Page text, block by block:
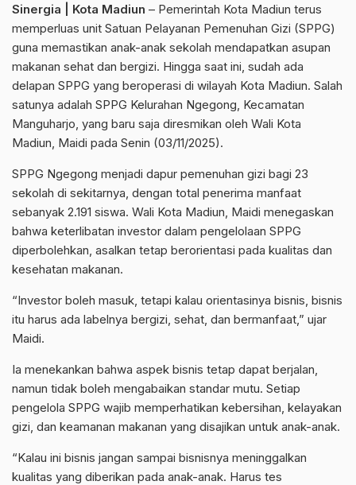
Sinergia | Kota Madiun – Pemerintah Kota Madiun terus
memperluas unit Satuan Pelayanan Pemenuhan Gizi (SPPG)
guna memastikan anak-anak sekolah mendapatkan asupan
makanan sehat dan bergizi. Hingga saat ini, sudah ada
delapan SPPG yang beroperasi di wilayah Kota Madiun. Salah
satunya adalah SPPG Kelurahan Ngegong, Kecamatan
Manguharjo, yang baru saja diresmikan oleh Wali Kota
Madiun, Maidi pada Senin (03/11/2025).
SPPG Ngegong menjadi dapur pemenuhan gizi bagi 23
sekolah di sekitarnya, dengan total penerima manfaat
sebanyak 2.191 siswa. Wali Kota Madiun, Maidi menegaskan
bahwa keterlibatan investor dalam pengelolaan SPPG
diperbolehkan, asalkan tetap berorientasi pada kualitas dan
kesehatan makanan.
“Investor boleh masuk, tetapi kalau orientasinya bisnis, bisnis
itu harus ada labelnya bergizi, sehat, dan bermanfaat,” ujar
Maidi.
Ia menekankan bahwa aspek bisnis tetap dapat berjalan,
namun tidak boleh mengabaikan standar mutu. Setiap
pengelola SPPG wajib memperhatikan kebersihan, kelayakan
gizi, dan keamanan makanan yang disajikan untuk anak-anak.
“Kalau ini bisnis jangan sampai bisnisnya meninggalkan
kualitas yang diberikan pada anak-anak. Harus tes